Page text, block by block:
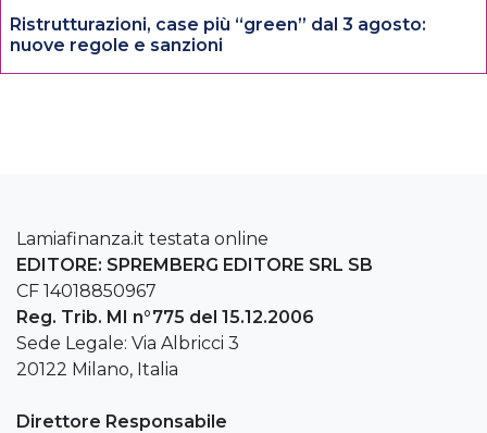
Ristrutturazioni, case più “green” dal 3 agosto:
nuove regole e sanzioni
Lamiafinanza.it testata online
EDITORE: SPREMBERG EDITORE SRL SB
CF 14018850967
Reg. Trib. MI n°775 del 15.12.2006
Sede Legale: Via Albricci 3
20122 Milano, Italia
Direttore Responsabile